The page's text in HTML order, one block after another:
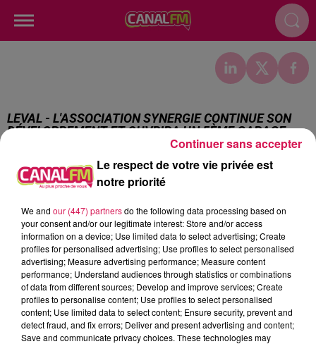
LEVAL - L'ASSOCIATION SYNERGIE CONTINUE SON
DÉVELOPPEMENT ET OUVRIRA UN 5ÈME GARAGE
Publié : 12 janvier 2023 à 11h54
18h22
18h22
WIZ KHALIFA
See You Again (feat.
Charlie Puth)
18h19
18h19
AMBRE
J'me Demande
18h10
18h10
TEMPER CITY
Self Aware
Le respect de votre vie privée est
notre priorité
We and our (447) partnersdo the following data processing based on
your consent and/or our legitimate interest: Store and/or access
information on a device; Use limited data to select advertising; Create
profiles for personalised advertising; Use profiles to select personalised
advertising; Measure advertising performance; Measure content
performance; Understand audiences through statistics or combinations
of data from different sources; Develop and improve services; Create
profiles to personalise content; Use profiles to select personalised
content; Use limited data to select content; Ensure security, prevent and
detect fraud, and fix errors; Deliver and present advertising and content;
Save and communicate privacy choices. These technologies may
Continuer sans accepter